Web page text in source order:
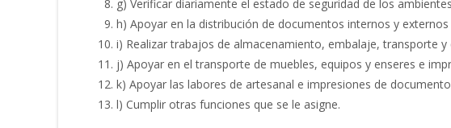
g) Verificar diariamente el estado de seguridad de los
h) Apoyar en la distribución de documentos internos y externos
i) Realizar trabajos de almacenamiento, embalaje, transporte
j) Apoyar en el transporte de muebles, equipos y enseres e
k) Apoyar las labores de artesanal e impresiones de
l) Cumplir otras funciones que se le asigne.